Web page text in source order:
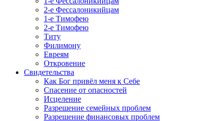
2-е Фессалоникийцам
1-е Тимофею
2-е Тимофею
Титу
Филимону
Евреям
Откровение
Свидетельства
Как Бог привёл меня к Себе
Спасение от опасностей
Исцеление
Разрешение семейных проблем
Разрешение финансовых проблем